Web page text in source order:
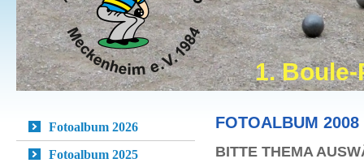
1. Boule-
Fotoalbum 2026
Fotoalbum 2025
FOTOALBUM 2008
BITTE THEMA